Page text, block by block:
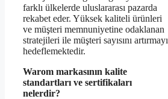
farklı ülkelerde uluslararası pazarda
rekabet eder. Yüksek kaliteli ürünleri
ve müşteri memnuniyetine odaklanan
stratejileri ile müşteri sayısını artırmayı
hedeflemektedir.
Warom markasının kalite
standartları ve sertifikaları
nelerdir?